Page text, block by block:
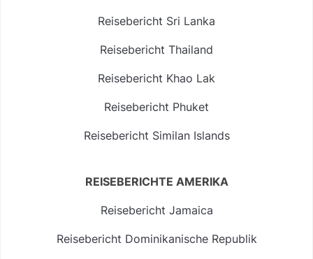
Reisebericht Sri Lanka
Reisebericht Thailand
Reisebericht Khao Lak
Reisebericht Phuket
Reisebericht Similan Islands
REISEBERICHTE AMERIKA
Reisebericht Jamaica
Reisebericht Dominikanische Republik